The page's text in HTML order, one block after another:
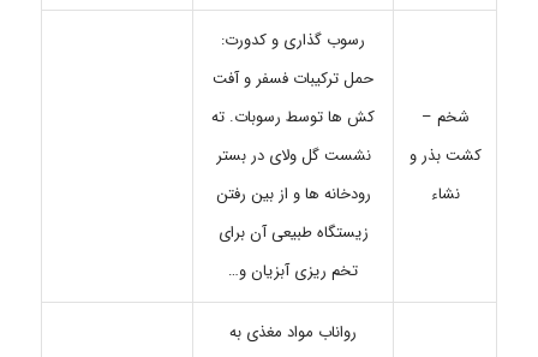
شخم –
کشت بذر و
نشاء
رسوب گذاری و کدورت:
حمل ترکیبات فسفر و آفت
کش ها توسط رسوبات. ته
نشست گل ولای در بستر
رودخانه ها و از بین رفتن
زیستگاه طبیعی آن برای
تخم ریزی آبزیان و…
رواناب مواد مغذی به